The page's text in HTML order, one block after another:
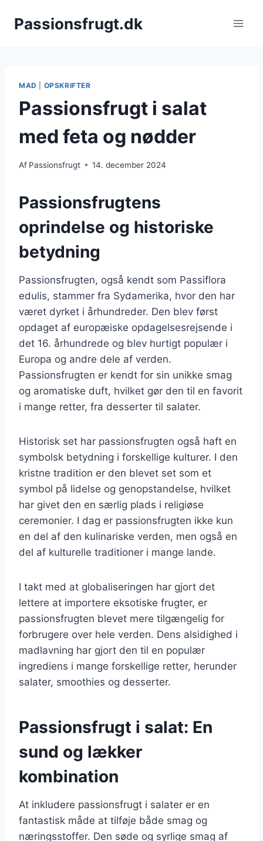
Passionsfrugt.dk
MAD OPSKRIFTER
Passionsfrugt i salat
med feta og nødder
Af Passionsfrugt 14. december 2024
Passionsfrugtens
oprindelse og historiske
betydning
Passionsfrugten, også kendt som Passiflora
edulis, stammer fra Sydamerika, hvor den har
været dyrket i århundreder. Den blev først
opdaget af europæiske opdagelsesrejsende i
det 16. århundrede og blev hurtigt populær i
Europa og andre dele af verden.
Passionsfrugten er kendt for sin unikke smag
og aromatiske duft, hvilket gør den til en favorit
i mange retter, fra desserter til salater.
Historisk set har passionsfrugten også haft en
symbolsk betydning i forskellige kulturer. I den
kristne tradition er den blevet set som et
symbol på lidelse og genopstandelse, hvilket
har givet den en særlig plads i religiøse
ceremonier. I dag er passionsfrugten ikke kun
en del af den kulinariske verden, men også en
del af kulturelle traditioner i mange lande.
I takt med at globaliseringen har gjort det
lettere at importere eksotiske frugter, er
passionsfrugten blevet mere tilgængelig for
forbrugere over hele verden. Dens alsidighed i
madlavning har gjort den til en populær
ingrediens i mange forskellige retter, herunder
salater, smoothies og desserter.
Passionsfrugt i salat: En
sund og lækker
kombination
At inkludere passionsfrugt i salater er en
fantastisk måde at tilføje både smag og
næringsstoffer. Den søde og syrlige smag af